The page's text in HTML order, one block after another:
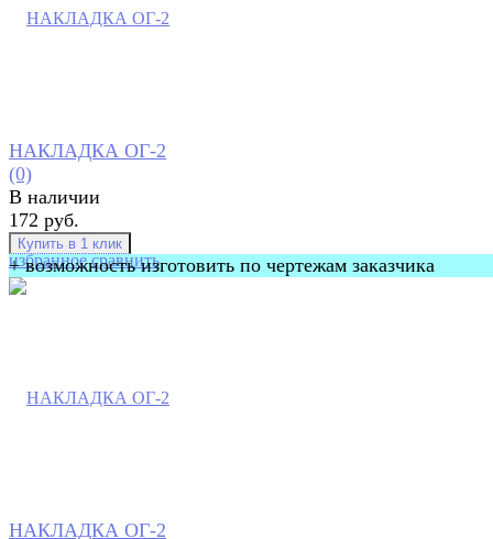
избранное сравнить
НАКЛАДКА ОГ-2
(0)
В наличии
172 руб.
+ возможность изготовить по чертежам заказчика
НАКЛАДКА ОГ-2